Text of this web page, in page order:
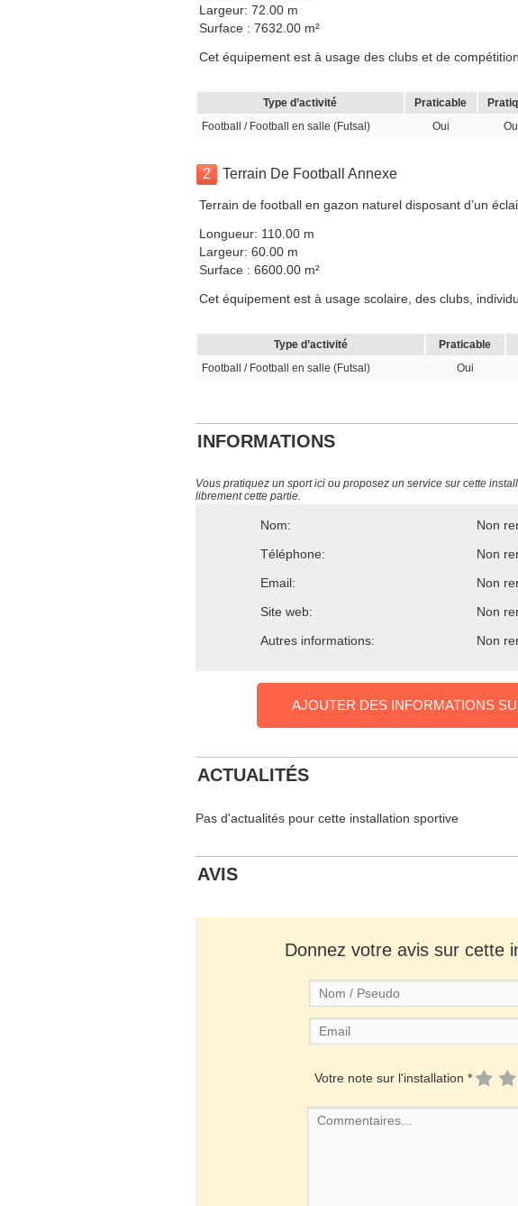
Largeur: 72.00 m
Surface : 7632.00 m²
Cet équipement est à usage des clubs et de
Type d’activité Praticable
Football / Football en salle (Futsal)
Oui
2 Terrain De Football Annexe
Terrain de football en gazon naturel disposant d’un
Longueur: 110.00 m
Largeur: 60.00 m
Surface : 6600.00 m²
Cet équipement est à usage scolaire, des clubs,
Type d’activité Praticable
Football / Football en salle (Futsal)
Oui
INFORMATIONS
Vous pratiquez un sport ici ou proposez un service sur cette
librement cette partie.
Nom:
Non
Téléphone:
Non
Email:
Non
Site web:
Non
Autres informations:
Non
AJOUTER DES INFORMATIONS
ACTUALITÉS
Pas d'actualités pour cette installation sportive
AVIS
Donnez votre avis sur cette
Votre note sur l'installation *